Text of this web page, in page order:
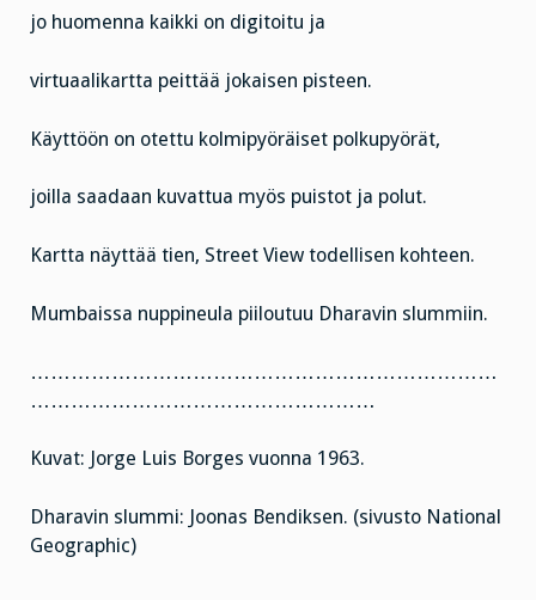
jo huomenna kaikki on digitoitu ja
virtuaalikartta peittää jokaisen pisteen.
Käyttöön on otettu kolmipyöräiset polkupyörät,
joilla saadaan kuvattua myös puistot ja polut.
Kartta näyttää tien, Street View todellisen kohteen.
Mumbaissa nuppineula piiloutuu Dharavin slummiin.
……………………………………………………………
……………………………………………
Kuvat: Jorge Luis Borges vuonna 1963.
Dharavin slummi: Joonas Bendiksen. (sivusto National
Geographic)